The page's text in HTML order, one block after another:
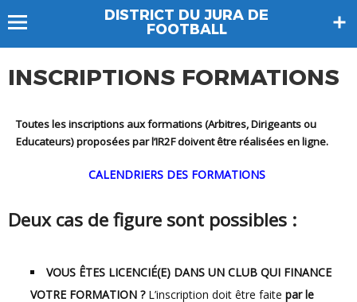
DISTRICT DU JURA DE
FOOTBALL
INSCRIPTIONS FORMATIONS
Toutes les inscriptions aux formations (Arbitres, Dirigeants ou
Educateurs) proposées par l’IR2Fdoivent être réalisées en ligne.
CALENDRIERS DES FORMATIONS
Deux cas de figure sont possibles :
VOUS ÊTES LICENCIÉ(E) DANS UN CLUB QUI FINANCE
VOTRE FORMATION ? L’inscription doit être faite par le